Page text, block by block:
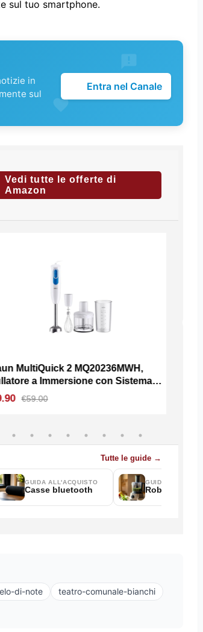
sul tuo smartphone.
in
sul
Entra nel Canale
di-note
teatro-comunale-bianchi